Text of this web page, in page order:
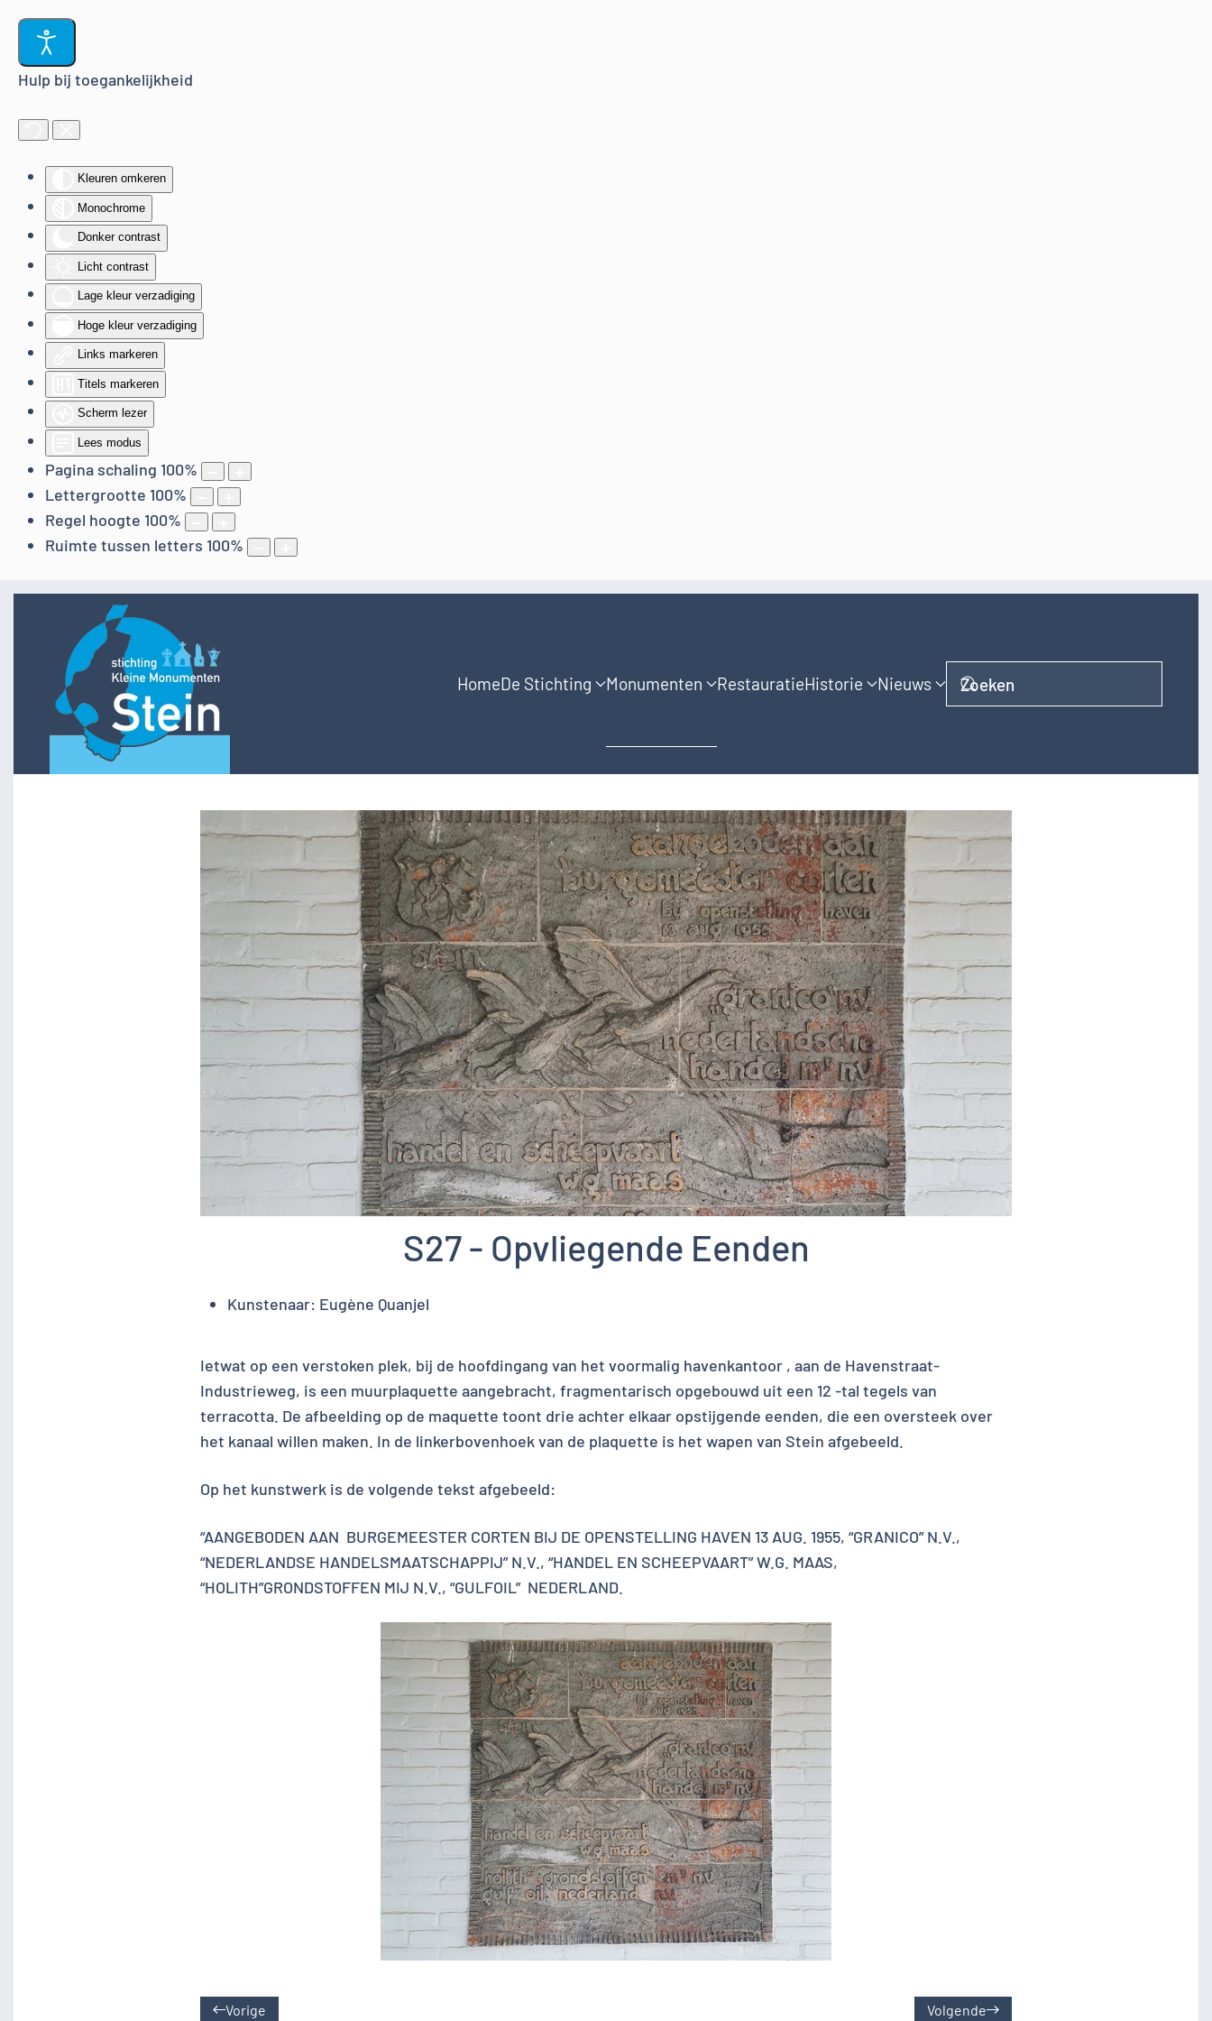
Hulp bij toegankelijkheid
Kleuren omkeren
Monochrome
Donker contrast
Licht contrast
Lage kleur verzadiging
Hoge kleur verzadiging
Links markeren
Titels markeren
Scherm lezer
Lees modus
Pagina schaling 100%
Lettergrootte 100%
Regel hoogte 100%
Ruimte tussen letters 100%
Terug naar hoofdinhoud
HomeDe Stichting Monumenten RestauratieHistorie Nieuws
S27 - Opvliegende Eenden
Kunstenaar: Eugène Quanjel
Ietwat op een verstoken plek, bij de hoofdingang van het voormalig havenkantoor , aan de Havenstraat-
Industrieweg, is een muurplaquette aangebracht, fragmentarisch opgebouwd uit een 12 -tal tegels van
terracotta. De afbeelding op de maquette toont drie achter elkaar opstijgende eenden, die een oversteek over
het kanaal willen maken. In de linkerbovenhoek van de plaquette is het wapen van Stein afgebeeld.
Op het kunstwerk is de volgende tekst afgebeeld:
“AANGEBODEN AAN BURGEMEESTER CORTEN BIJ DE OPENSTELLING HAVEN 13 AUG. 1955, “GRANICO” N.V.,
“NEDERLANDSE HANDELSMAATSCHAPPIJ” N.V., “HANDEL EN SCHEEPVAART” W.G. MAAS,
“HOLITH”GRONDSTOFFEN MIJ N.V., “GULFOIL” NEDERLAND.
Vorige Volgende